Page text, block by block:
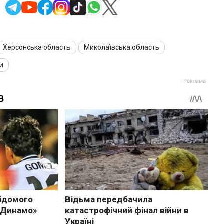
Херсонська область Миколаївська область